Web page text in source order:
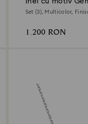
Set (3), Multicolor,
1.200 RON